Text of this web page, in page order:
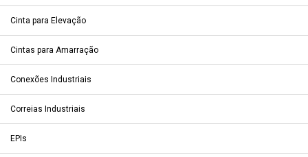
Cinta para Elevação
Cintas para Amarração
Conexões Industriais
Correias Industriais
EPIs